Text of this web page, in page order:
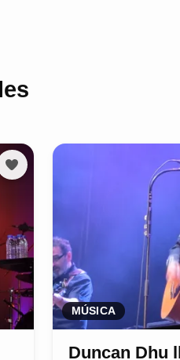
MÚSICA
Duncan Dhu